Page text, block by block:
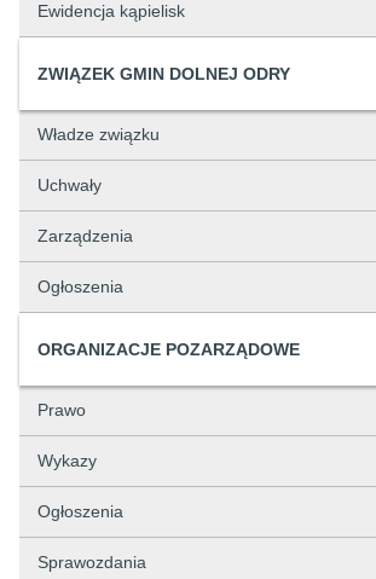
Ewidencja kąpielisk
ZWIĄZEK GMIN DOLNEJ ODRY
Władze związku
Uchwały
Zarządzenia
Ogłoszenia
ORGANIZACJE POZARZĄDOWE
Prawo
Wykazy
Ogłoszenia
Sprawozdania